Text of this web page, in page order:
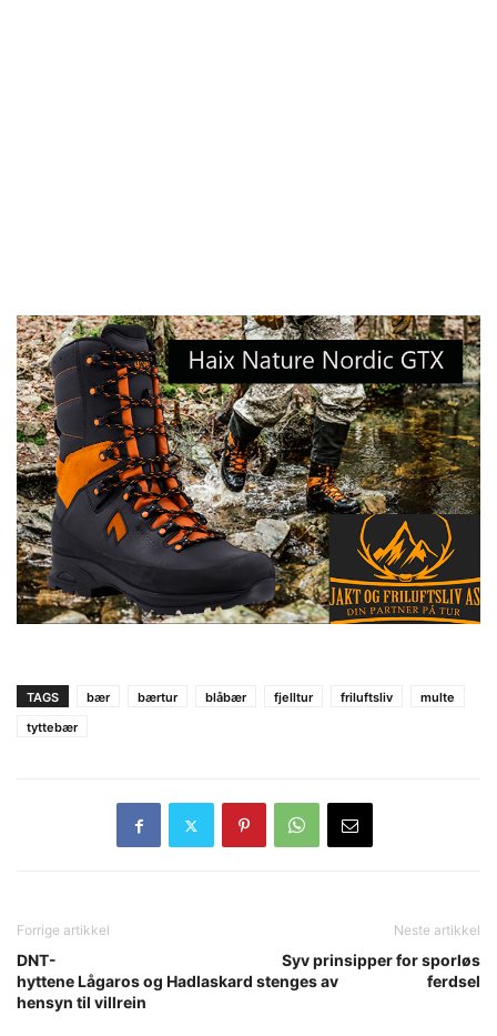
TAGS bær bærtur blåbær fjelltur friluftsliv
multe
tyttebær
Forrige artikkel
DNT-
hyttene Lågaros og Hadlaskard stenges av
hensyn til villrein
Neste artikkel
Syv prinsipper for sporløs
ferdsel